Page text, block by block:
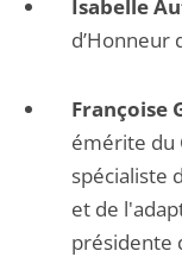
Isabelle
d’Honneur
Françoise
émérite du
spécialiste
et de
présidente